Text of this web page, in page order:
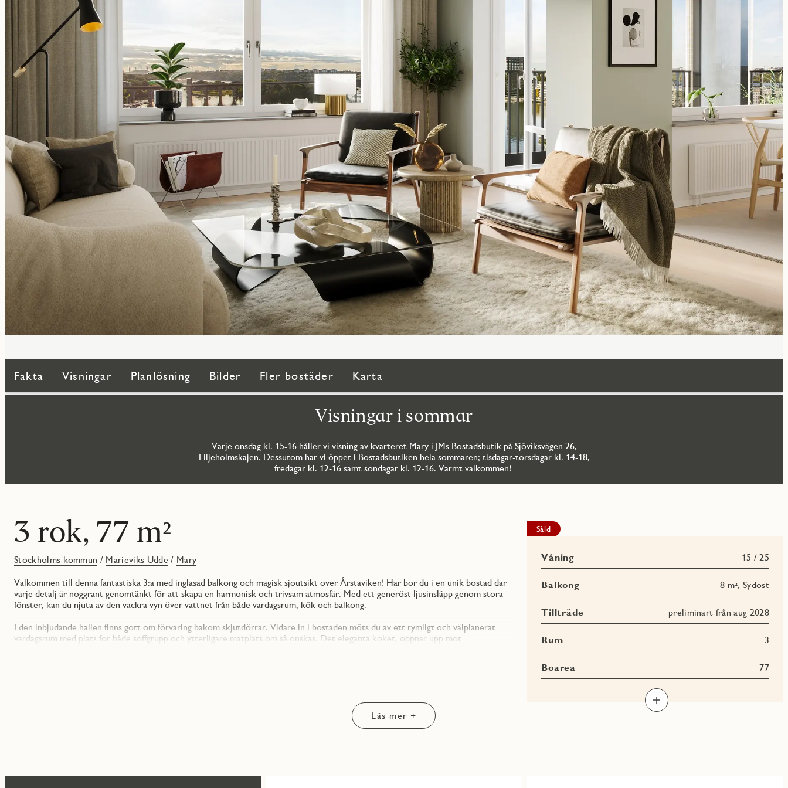
Fakta Visningar Planlösning Bilder Fler bostäder Karta
Visningar i sommar
Varje onsdag kl. 15-16 håller vi visning av kvarteret Mary i JMs Bostadsbutik på Sjöviksvägen 26,
Liljeholmskajen. Dessutom har vi öppet i Bostadsbutiken hela sommaren; tisdagar-torsdagar kl. 14-18,
fredagar kl. 12-16 samt söndagar kl. 12-16. Varmt välkommen!
3 rok, 77 m²
Stockholms kommun / Marieviks Udde / Mary
Välkommen till denna fantastiska 3:a med inglasad balkong och magisk sjöutsikt över Årstaviken! Här bor du i en unik bostad där
varje detalj är noggrant genomtänkt för att skapa en harmonisk och trivsam atmosfär. Med ett generöst ljusinsläpp genom stora
fönster, kan du njuta av den vackra vyn över vattnet från både vardagsrum, kök och balkong.
I den inbjudande hallen finns gott om förvaring bakom skjutdörrar. Vidare in i bostaden möts du av ett rymligt och välplanerat
vardagsrum med plats för både soffgrupp och ytterligare matplats om så önskas. Det eleganta köket, öppnar upp mot
Från vardagsrummet nås den inglasade balkongen som är indragen i fasaden. Inglasningen går lätt går att skjuta undan vilket gör
balkongen användbar en stor del av året. Från balkongen har du en underbar vy över vattnet. Här njuter man av utsikten över
Såld
Våning 15 / 25
Balkong 8 m², Sydost
Tillträde preliminärt från aug 2028
Rum 3
Boarea 77
Läs mer +